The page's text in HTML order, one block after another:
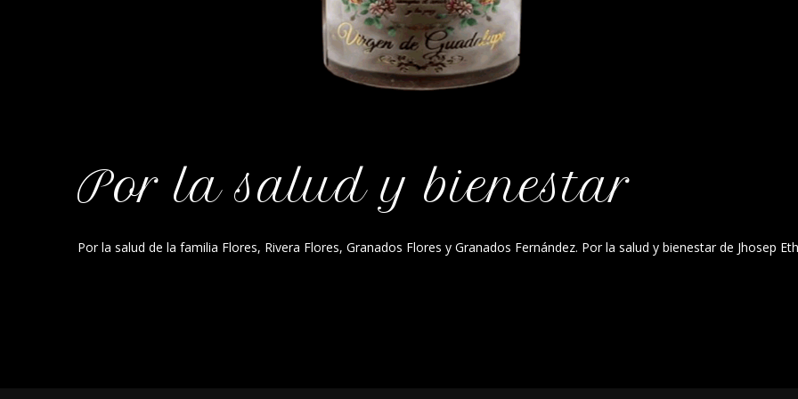
Por la salud y bienestar
Por la salud de la familia Flores, Rivera Flores, Granados Flores y Granados Fernández. Por la salud y bienestar de Jhosep